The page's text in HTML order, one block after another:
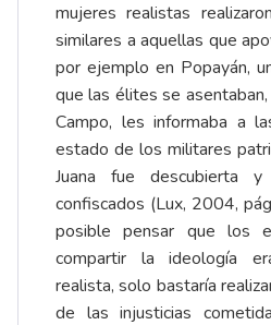
mujeres realistas
similares a aquellas que
por ejemplo en Popayán,
que las élites se
Campo, les informaba a
estado de los militares
Juana fue descubierta
confiscados (Lux, 2004,
posible pensar que los
compartir la ideología
realista, solo bastaría
de las injusticias